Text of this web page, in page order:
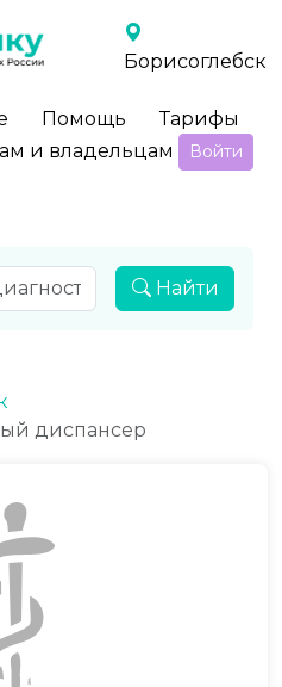
Борисоглебск
Помощь
Тарифы
и владельцам
Войти
Найти
диспансер